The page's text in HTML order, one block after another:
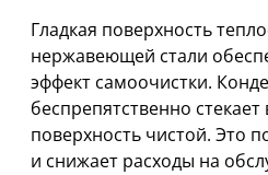
Гладкая поверхность
нержавеющей стали
эффект самоочистки.
беспрепятственно стекает
поверхность чистой. Это
и снижает расходы на